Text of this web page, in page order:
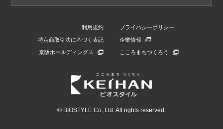
利用規約 プライバシーポリシー
特定商取引法に基づく表記 企業情報
京阪ホールディングス こころまちつくろう
© BIOSTYLE Co.,Ltd. All rights reserved.